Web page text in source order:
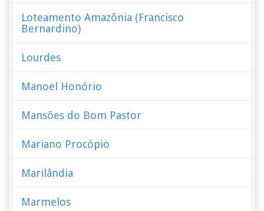
Loteamento Amazônia (Francisco
Bernardino)
Lourdes
Manoel Honório
Mansões do Bom Pastor
Mariano Procópio
Marilândia
Marmelos